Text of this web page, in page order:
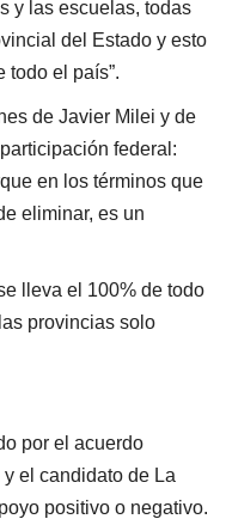
y las escuelas, todas
del Estado y esto
todo el país”.
de Javier Milei y de
federal:
en los términos que
eliminar, es un
lleva el 100% de todo
provincias solo
por el acuerdo
el candidato de La
positivo o negativo.